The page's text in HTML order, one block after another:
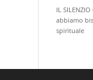
IL
abbiamo
spirituale